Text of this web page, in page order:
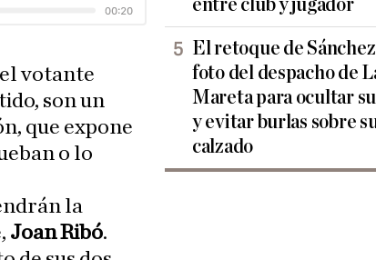
votante
son un
que expone
o lo
la
Joan Ribó.
entre club y jugador
El retoque de
foto del despacho de
Mareta para ocultar
y evitar burlas sobre
calzado